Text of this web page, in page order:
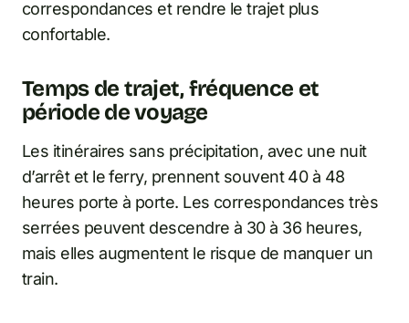
correspondances et rendre le trajet plus
confortable.
Temps de trajet, fréquence et
période de voyage
Les itinéraires sans précipitation, avec une nuit
d’arrêt et le ferry, prennent souvent 40 à 48
heures porte à porte. Les correspondances très
serrées peuvent descendre à 30 à 36 heures,
mais elles augmentent le risque de manquer un
train.